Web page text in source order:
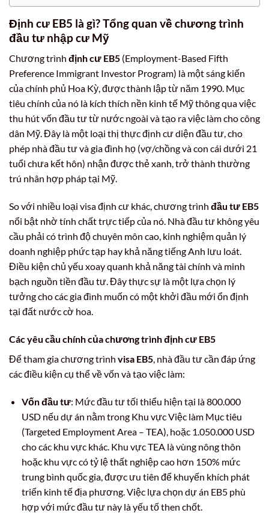
Định cư EB5 là gì? Tổng quan về chương trình
đầu tư nhập cư Mỹ
Chương trình định cư EB5 (Employment-Based Fifth
Preference Immigrant Investor Program) là một sáng kiến
của chính phủ Hoa Kỳ, được thành lập từ năm 1990. Mục
tiêu chính của nó là kích thích nền kinh tế Mỹ thông qua việc
thu hút vốn đầu tư từ nước ngoài và tạo ra việc làm cho công
dân Mỹ. Đây là một loại thị thực định cư diện đầu tư, cho
phép nhà đầu tư và gia đình họ (vợ/chồng và con cái dưới 21
tuổi chưa kết hôn) nhận được thẻ xanh, trở thành thường
trú nhân hợp pháp tại Mỹ.
So với nhiều loại visa định cư khác, chương trình đầu tư EB5
nổi bật nhờ tính chất trực tiếp của nó. Nhà đầu tư không yêu
cầu phải có trình độ chuyên môn cao, kinh nghiệm quản lý
doanh nghiệp phức tạp hay khả năng tiếng Anh lưu loát.
Điều kiện chủ yếu xoay quanh khả năng tài chính và minh
bạch nguồn tiền đầu tư. Đây thực sự là một lựa chọn lý
tưởng cho các gia đình muốn có một khởi đầu mới ổn định
tại đất nước cờ hoa.
Các yêu cầu chính của chương trình định cư EB5
Để tham gia chương trình visa EB5, nhà đầu tư cần đáp ứng
các điều kiện cụ thể về vốn và tạo việc làm:
Vốn đầu tư: Mức đầu tư tối thiểu hiện tại là 800.000
USD nếu dự án nằm trong Khu vực Việc làm Mục tiêu
(Targeted Employment Area – TEA), hoặc 1.050.000 USD
cho các khu vực khác. Khu vực TEA là vùng nông thôn
hoặc khu vực có tỷ lệ thất nghiệp cao hơn 150% mức
trung bình quốc gia, được ưu tiên để khuyến khích phát
triển kinh tế địa phương. Việc lựa chọn dự án EB5 phù
hợp với mức đầu tư này là yếu tố then chốt.